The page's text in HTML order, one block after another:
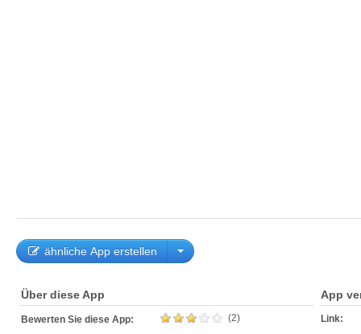
ähnliche App erstellen
Über diese App
Bewerten Sie diese App: (2)
App
Link: